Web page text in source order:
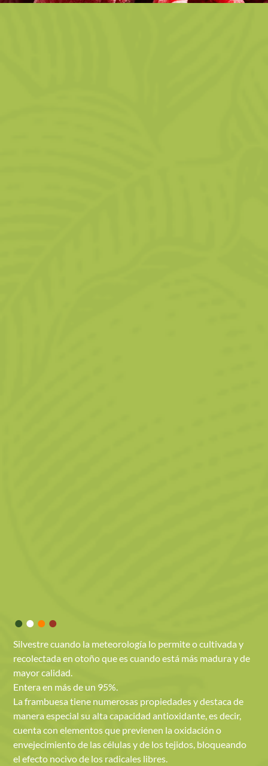
••••
Silvestre cuando la meteorología lo permite o cultivada y
recolectada en otoño que es cuando está más madura y de
mayor calidad.
Entera en más de un 95%.
La frambuesa tiene numerosas propiedades y destaca de
manera especial su alta capacidad antioxidante, es decir,
cuenta con elementos que previenen la oxidación o
envejecimiento de las células y de los tejidos, bloqueando
el efecto nocivo de los radicales libres.